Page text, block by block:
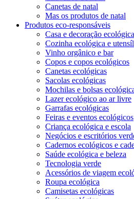
Canetas de natal
Mas os produtos de natal
Produtos eco-responsáveis
Casa e decoração
Cozinha ecológica e
Vinho orgânico e bar
Copos e copos ecológicos
Canetas ecológicas
Sacolas ecológicas
Mochilas e bolsas
Lazer ecológico ao ar livre
Garrafas ecológicas
Feiras e eventos ecológicos
Criança ecológica e escola
Negócios e escritórios
Cadernos ecológicos e
Saúde ecológica e beleza
Tecnologia verde
Acessórios de viagem
Roupa ecológica
Camisetas ecológicas